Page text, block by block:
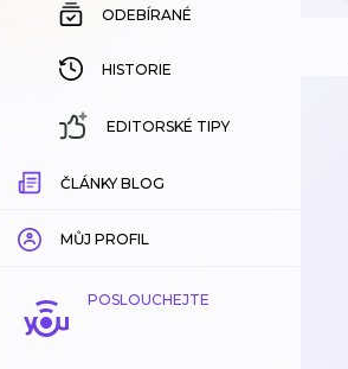
ODEBÍRANÉ
HISTORIE
EDITORSKÉ TIPY
ČLÁNKY BLOG
MŮJ PROFIL
POSLOUCHEJTE